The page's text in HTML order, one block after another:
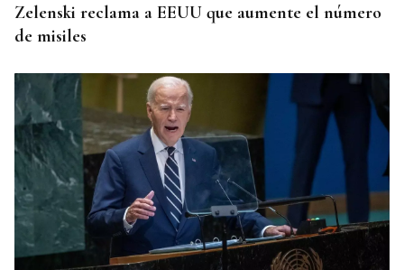
Zelenski reclama a EEUU que aumente el número
de misiles